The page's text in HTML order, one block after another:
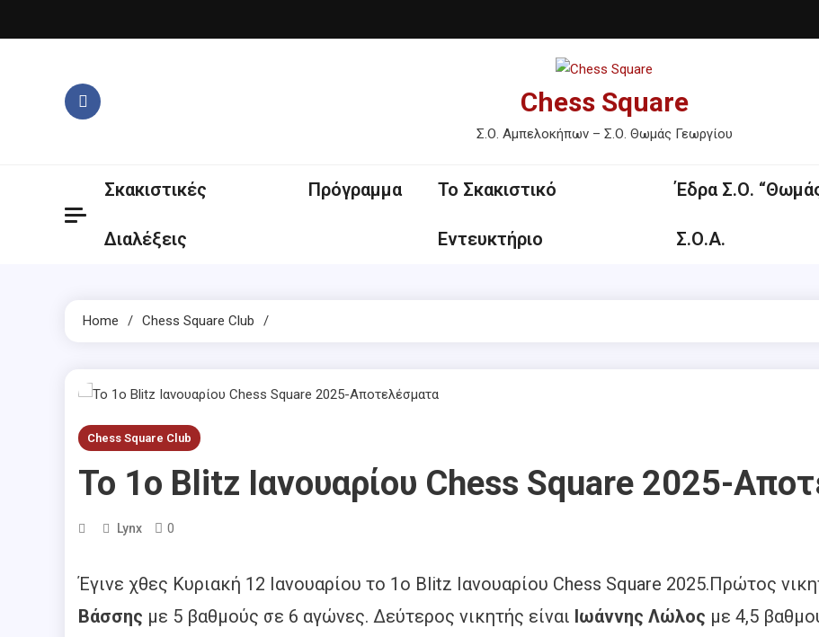
to
Chess Square
Σ.Ο. Αμπελοκήπων – Σ.Ο. Θωμάς Γεωργίου
Σκακιστικές
Διαλέξεις
Πρόγραμμα Το Σκακιστικό
Εντευκτήριο
Έδρα Σ.Ο.
Σ.Ο.Α.
Home Chess Square Club
Chess Square Club
Το 1ο Blitz Ιανουαρίου Chess Square 2025-
Lynx 0
Έγινε χθες Κυριακή 12 Ιανουαρίου το 1ο Blitz Ιανουαρίου Chess Square 2025.Πρώτος
Βάσσης με 5 βαθμούς σε 6 αγώνες. Δεύτερος νικητής είναι Ιωάννης Λώλος με 4,5